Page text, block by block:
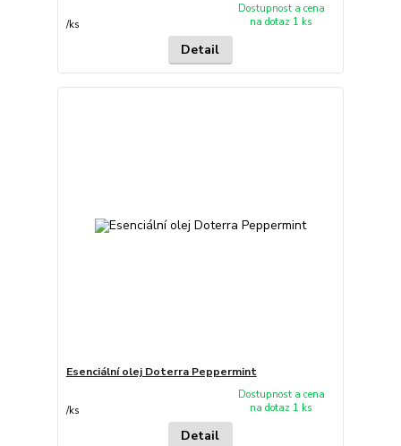
/ks
Dostupnost a cena
na dotaz 1 ks
Detail
Esenciální olej Doterra Peppermint
/ks
Dostupnost a cena
na dotaz 1 ks
Detail